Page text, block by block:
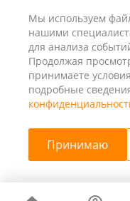
Мы используем
нашими
для анализа
Продолжая
принимаете
подробные
Принимаю
© 2026 ООО «25